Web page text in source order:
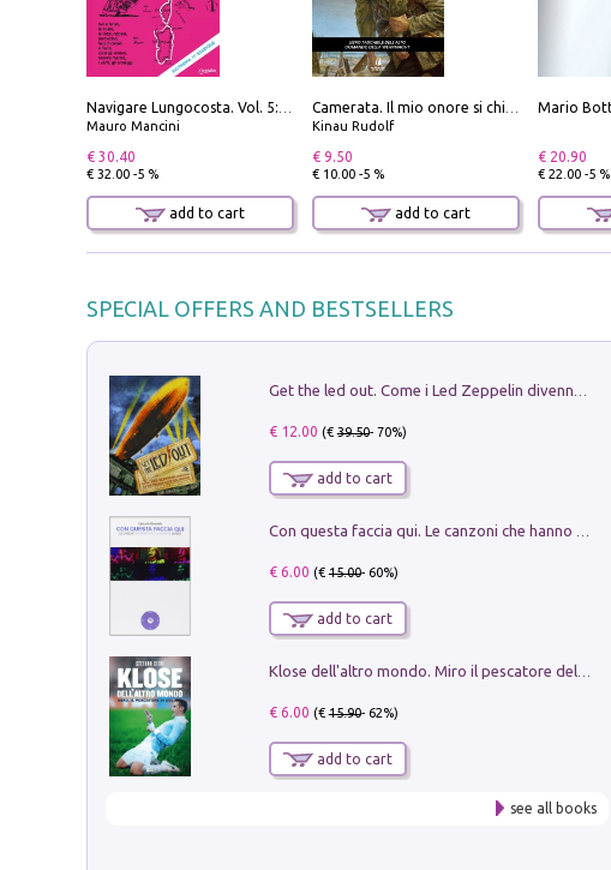
Mauro Mancini
€ 30.40
€ 32.00 -5 %
add to cart
Kinau Rudolf
€ 9.50
€ 10.00 -5 %
add to cart
€ 20.90
€ 22.00 -5 %
SPECIAL OFFERS AND BESTSELLERS
€ 12.00 (€39.50- 70%)
add to cart
€ 6.00 (€15.00- 60%)
add to cart
Klose dell'altro mondo. Miro il pescatore del goal
€ 6.00 (€15.90- 62%)
add to cart
see all books